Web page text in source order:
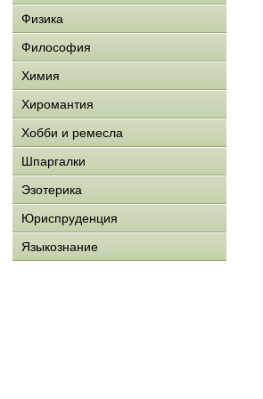
Физика
Философия
Химия
Хиромантия
Хобби и ремесла
Шпаргалки
Эзотерика
Юриспруденция
Языкознание